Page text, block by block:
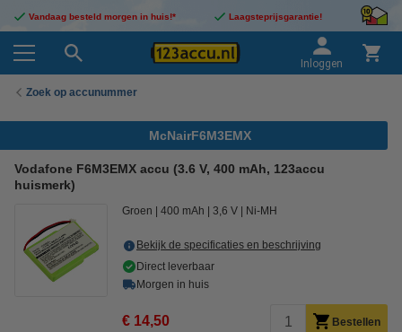
Vandaag besteld morgen in huis!* Laagsteprijsgarantie!
Inloggen
Zoek op accunummer
McNairF6M3EMX
Vodafone F6M3EMX accu (3.6 V, 400 mAh, 123accu
huismerk)
Groen 400 mAh 3,6 V Ni-MH
Bekijk de specificaties en beschrijving
Direct leverbaar
Morgen in huis
€ 14,50 Bestellen